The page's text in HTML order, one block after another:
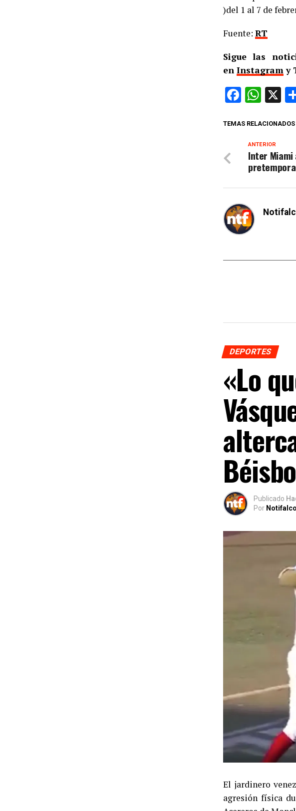
)del 1 al 7 de
Fuente: RT
Sigue las
en Instagramy
X
TEMAS RELACIONADOS
ANTERIOR
Inter
DEPORTES
«Lo
Publicado
Por
El jardinero
agresión física